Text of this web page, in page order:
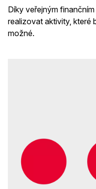
Díky veřejným
realizovat aktivity, které
možné.